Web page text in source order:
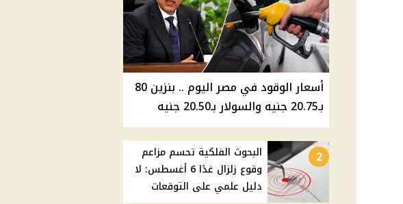
أسعار الوقود في مصر اليوم .. بنزين 80
بـ20.75 جنيه والسولار بـ20.50 جنيه
2
البحوث الفلكية تحسم مزاعم
وقوع زلزال غدًا 6 أغسطس: لا
دليل علمي على التوقعات